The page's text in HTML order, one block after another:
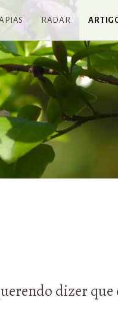
RADAR
dizer